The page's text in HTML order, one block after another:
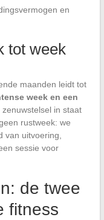
en
tot week
maanden leidt tot
week en een
in staat
rustweek: we
van uitvoering,
sessie voor
de twee
fitness